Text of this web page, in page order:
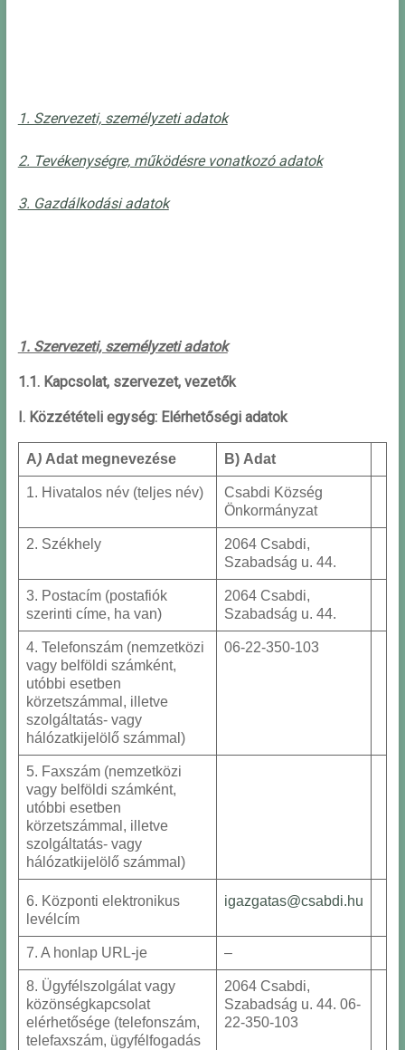
1. Szervezeti, személyzeti adatok
2. Tevékenységre, működésre vonatkozó adatok
3. Gazdálkodási adatok
1. Szervezeti, személyzeti adatok
1.1. Kapcsolat, szervezet, vezetők
I. Közzétételi egység: Elérhetőségi adatok
A) Adat megnevezése B) Adat
1. Hivatalos név (teljes név)
Csabdi Község
Önkormányzat
2. Székhely
2064 Csabdi,
Szabadság u. 44.
3. Postacím (postafiók
szerinti címe, ha van)
2064 Csabdi,
Szabadság u. 44.
4. Telefonszám (nemzetközi
vagy belföldi számként,
utóbbi esetben
körzetszámmal, illetve
szolgáltatás- vagy
hálózatkijelölő számmal)
06-22-350-103
5. Faxszám (nemzetközi
vagy belföldi számként,
utóbbi esetben
körzetszámmal, illetve
szolgáltatás- vagy
hálózatkijelölő számmal)
6. Központi elektronikus
levélcím
igazgatas@csabdi.hu
7. A honlap URL-je –
8. Ügyfélszolgálat vagy
közönségkapcsolat
elérhetősége (telefonszám,
telefaxszám, ügyfélfogadás
2064 Csabdi,
Szabadság u. 44. 06-
22-350-103